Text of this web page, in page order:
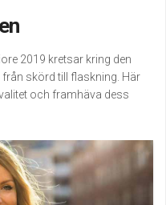
2019 kretsar kring den
skörd till flaskning. Här
och framhäva dess